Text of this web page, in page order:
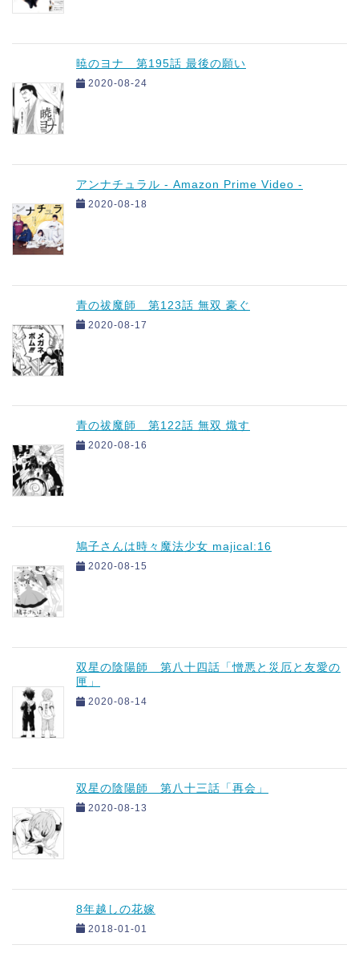
暁のヨナ 第195話 最後の願い
2020-08-24
アンナチュラル - Amazon Prime Video -
2020-08-18
青の祓魔師 第123話 無双 豪ぐ
2020-08-17
青の祓魔師 第122話 無双 熾す
2020-08-16
鳩子さんは時々魔法少女 majical:16
2020-08-15
双星の陰陽師 第八十四話「憎悪と災厄と友愛の
匣」
2020-08-14
双星の陰陽師 第八十三話「再会」
2020-08-13
8年越しの花嫁
2018-01-01